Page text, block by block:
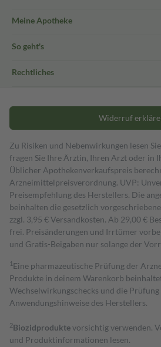
Meine Apotheke
So geht's
Rechtliches
Widerruf
Zu Risiken und Nebenwirkungen lesen
fragen Sie Ihre Ärztin, Ihren Arzt oder in
Üblicher Apothekenverkaufspreis
Arzneimittelpreisverordnung. UVP:
Preisempfehlung des Herstellers. Die
beinhalten die gesetzlich
zzgl. 3,95 € Versandkosten. Ab 29,00 €
frei. Preisänderungen und Irrtümer
und Gratis-Beigaben nur solange der
1 Eine pharmazeutische Prüfung der
Produkte in deinem Warenkorb
Wechselwirkungschecks und die
Anwendungshinweise des Herstellers.
2Biozidproduktevorsichtig verwenden.
und Produktinformationen lesen.